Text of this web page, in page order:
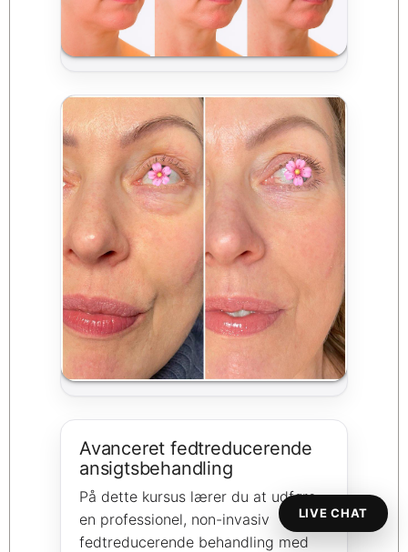
Avanceret fedtreducerende
ansigtsbehandling
På dette kursus lærer du at udføre
en professionel, non-invasiv
fedtreducerende behandling med
LIVE CHAT